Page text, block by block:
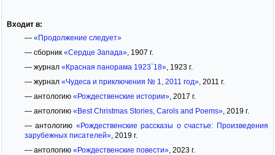
Входит в:
— «Продолжение следует»
— сборник «Сердце Запада», 1907 г.
— журнал «Красная панорама 1923`18», 1923 г.
— журнал «Чудеса и приключения № 1, 2011 год», 2011 г.
— антологию «Рождественские истории», 2017 г.
— антологию «Best Christmas Stories, Carols and Poems», 2019 г.
— антологию «Рождественские рассказы о счастье: Произведения
зарубежных писателей», 2019 г.
— антологию «Рождественские повести», 2023 г.